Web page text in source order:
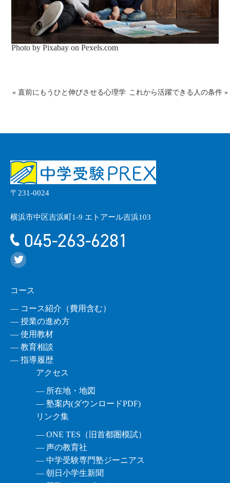
Photo by Pixabay onPexels.com
« 直前にもうひと伸びさせる心理学 これから活躍できる人の条件 »
〒231-0024
横浜市中区吉浜町1-9 エトアール吉浜103
045-263-6281
コース
― コース紹介（費用含む）
― 授業の進め方
― 使用教材
― 教育相談
― 指導履歴
アクセス
― 所在地・地図
― 塾案内(ダウンロードPDF)
リンク集
― ONE TES（旧首都圏模試）
― 声の教育社
― 中学受験専門塾ジーニアス
― 朝日小学生新聞